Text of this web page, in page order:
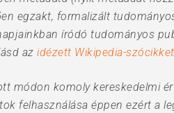
egzakt, formalizált
íródó tudományos
az idézett Wikipedia-szócikket
módon komoly kereskedelmi
felhasználása éppen ezért a